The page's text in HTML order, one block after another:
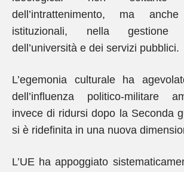
dell’intrattenimento, ma
istituzionali, nella gestione
dell’università e dei servizi pubblici.
L’egemonia culturale ha
dell’influenza politico-militare
invece di ridursi dopo la Seconda
si è ridefinita in una nuova
L’UE ha appoggiato